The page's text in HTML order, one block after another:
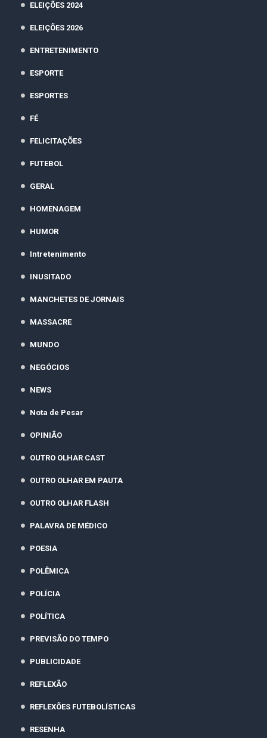
ELEIÇÕES 2024
ELEIÇÕES 2026
ENTRETENIMENTO
ESPORTE
ESPORTES
FÉ
FELICITAÇÕES
FUTEBOL
GERAL
HOMENAGEM
HUMOR
Intretenimento
INUSITADO
MANCHETES DE JORNAIS
MASSACRE
MUNDO
NEGÓCIOS
NEWS
Nota de Pesar
OPINIÃO
OUTRO OLHAR CAST
OUTRO OLHAR EM PAUTA
OUTRO OLHAR FLASH
PALAVRA DE MÉDICO
POESIA
POLÊMICA
POLÍCIA
POLÍTICA
PREVISÃO DO TEMPO
PUBLICIDADE
REFLEXÃO
REFLEXÕES FUTEBOLÍSTICAS
RESENHA